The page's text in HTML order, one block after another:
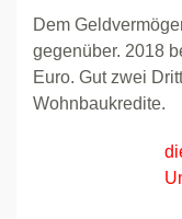
Dem
gegenüber. 2018
Euro. Gut zwei
Wohnbaukredite.